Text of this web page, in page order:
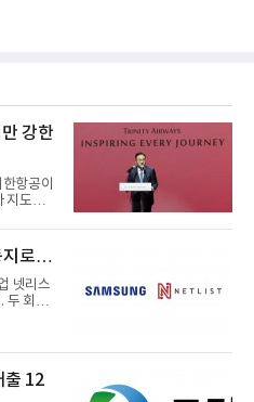
강한
항공이
지도가
지로…
넷리스
두 회사
출 12